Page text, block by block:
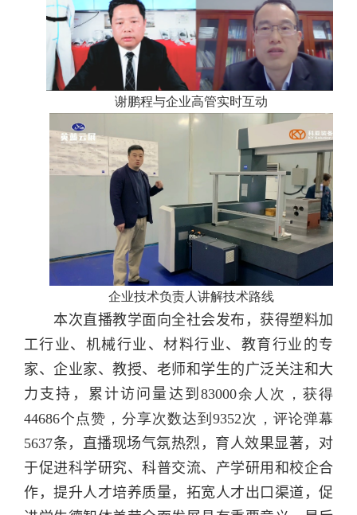
谢鹏程与企业高管实时互动
企业技术负责人讲解技术路线
本次直播教学面向全社会发布，获得塑料加
工行业、机械行业、材料行业、教育行业的专
家、企业家、教授、老师和学生的广泛关注和大
力支持，累计访问量达到 83000余人次，获得
44686个点赞，分享次数达到9352次，评论弹幕
5637条，直播现场气氛热烈，育人效果显著，对
于促进科学研究、科普交流、产学研用和校企合
作，提升人才培养质量，拓宽人才出口渠道，促